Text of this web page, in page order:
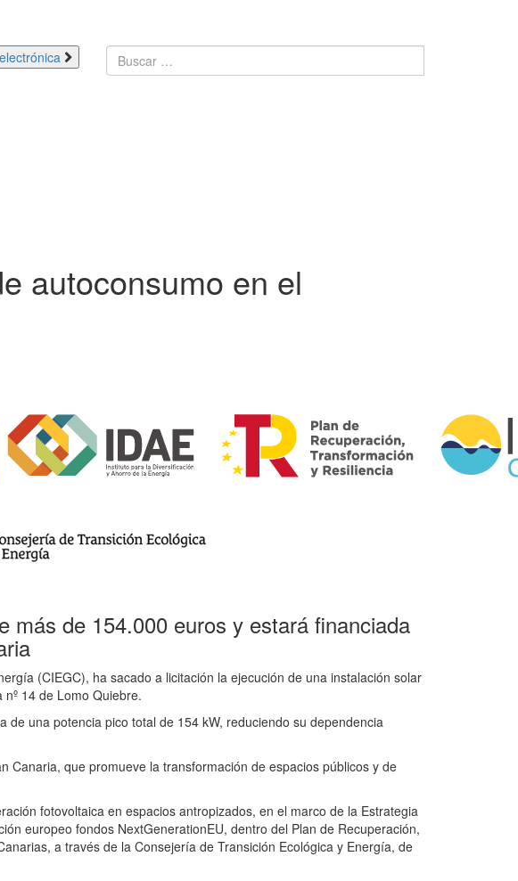
autoconsumo en el
más de 154.000 euros y estará financiada
(CIEGC), ha sacado a licitación la ejecución de una instalación solar
14 de Lomo Quiebre.
una potencia pico total de 154 kW, reduciendo su dependencia
Canaria, que promueve la transformación de espacios públicos y de
fotovoltaica en espacios antropizados, en el marco de la Estrategia
europeo fondos NextGenerationEU, dentro del Plan de Recuperación,
a través de la Consejería de Transición Ecológica y Energía, de